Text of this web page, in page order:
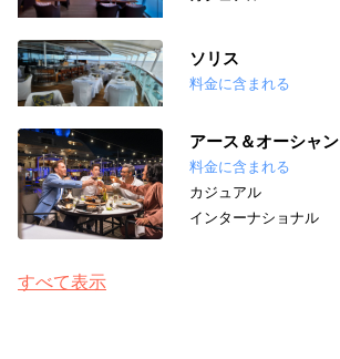
ソリス
料金に含まれる
アース＆オーシャン
料金に含まれる
カジュアル
インターナショナル
すべて表示